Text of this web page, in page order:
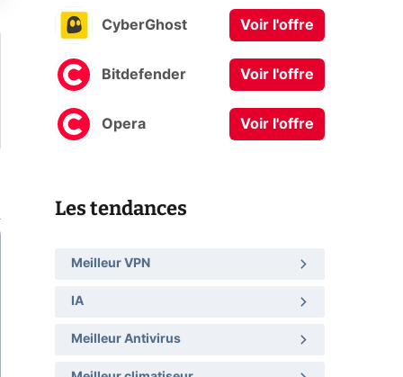
CyberGhost Voir l'offre
Bitdefender Voir l'offre
Opera Voir l'offre
Les tendances
Meilleur VPN
IA
Meilleur Antivirus